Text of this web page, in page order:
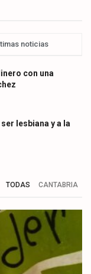
noticias
con una
lesbiana y a la
TODAS CANTABRIA